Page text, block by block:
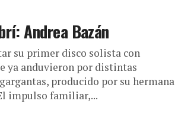
Andrea Bazán
su primer disco solista con
ya anduvieron por distintas
producido por su hermana
impulso familiar,...